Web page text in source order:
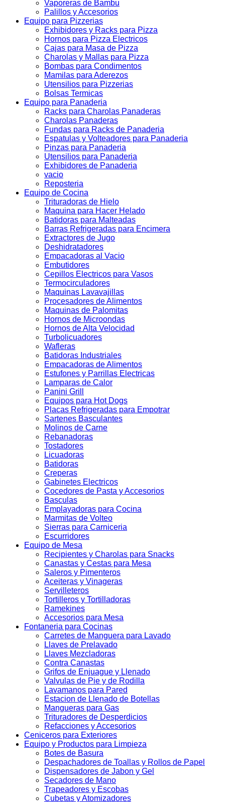
Vaporeras de Bambu
Palillos y Accesorios
Equipo para Pizzerias
Exhibidores y Racks para Pizza
Hornos para Pizza Electricos
Cajas para Masa de Pizza
Charolas y Mallas para Pizza
Bombas para Condimentos
Mamilas para Aderezos
Utensilios para Pizzerias
Bolsas Termicas
Equipo para Panaderia
Racks para Charolas Panaderas
Charolas Panaderas
Fundas para Racks de Panaderia
Espatulas y Volteadores para Panaderia
Pinzas para Panaderia
Utensilios para Panaderia
Exhibidores de Panaderia
vacio
Reposteria
Equipo de Cocina
Trituradoras de Hielo
Maquina para Hacer Helado
Batidoras para Malteadas
Barras Refrigeradas para Encimera
Extractores de Jugo
Deshidratadores
Empacadoras al Vacio
Embutidores
Cepillos Electricos para Vasos
Termocirculadores
Maquinas Lavavajillas
Procesadores de Alimentos
Maquinas de Palomitas
Hornos de Microondas
Hornos de Alta Velocidad
Turbolicuadores
Wafleras
Batidoras Industriales
Empacadoras de Alimentos
Estufones y Parrillas Electricas
Lamparas de Calor
Panini Grill
Equipos para Hot Dogs
Placas Refrigeradas para Empotrar
Sartenes Basculantes
Molinos de Carne
Rebanadoras
Tostadores
Licuadoras
Batidoras
Creperas
Gabinetes Electricos
Cocedores de Pasta y Accesorios
Basculas
Emplayadoras para Cocina
Marmitas de Volteo
Sierras para Carniceria
Escurridores
Equipo de Mesa
Recipientes y Charolas para Snacks
Canastas y Cestas para Mesa
Saleros y Pimenteros
Aceiteras y Vinageras
Servilleteros
Tortilleros y Tortilladoras
Ramekines
Accesorios para Mesa
Fontaneria para Cocinas
Carretes de Manguera para Lavado
Llaves de Prelavado
Llaves Mezcladoras
Contra Canastas
Grifos de Enjuague y Llenado
Valvulas de Pie y de Rodilla
Lavamanos para Pared
Estacion de Llenado de Botellas
Mangueras para Gas
Trituradores de Desperdicios
Refacciones y Accesorios
Ceniceros para Exteriores
Equipo y Productos para Limpieza
Botes de Basura
Despachadores de Toallas y Rollos de Papel
Dispensadores de Jabon y Gel
Secadores de Mano
Trapeadores y Escobas
Cubetas y Atomizadores